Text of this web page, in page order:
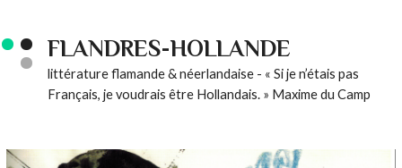
FLANDRES-HOLLANDE
littérature flamande & néerlandaise - « Si je n’étais pas
Français, je voudrais être Hollandais. » Maxime du Camp